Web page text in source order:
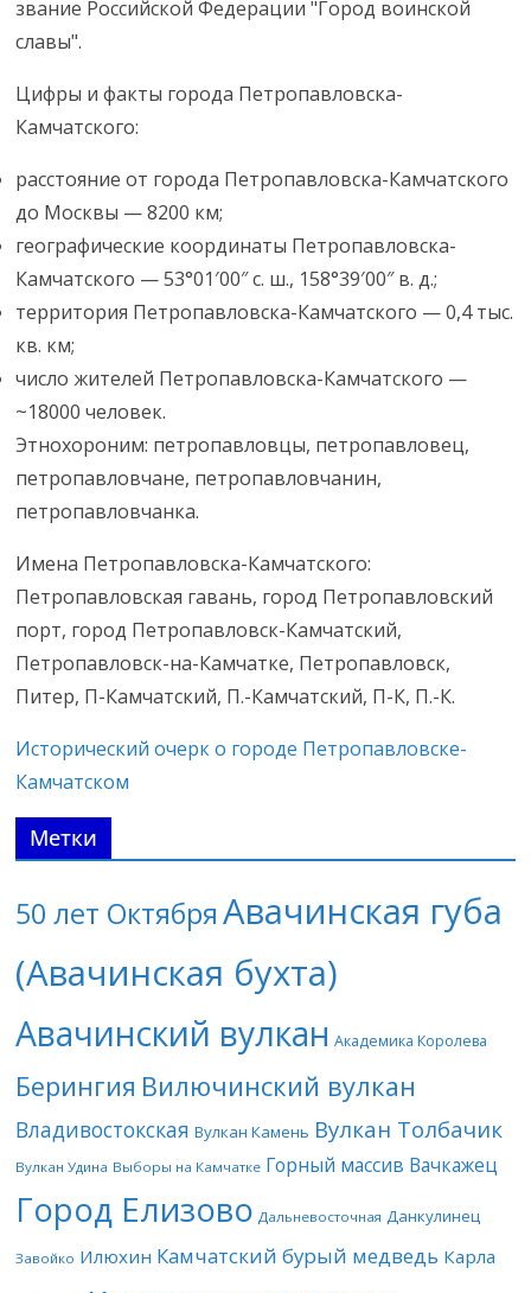
звание Российской Федерации "Город воинской
славы".
Цифры и факты города Петропавловска-
Камчатского:
расстояние от города Петропавловска-Камчатского
до Москвы — 8200 км;
географические координаты Петропавловска-
Камчатского — 53°01′00″ с. ш., 158°39′00″ в. д.;
территория Петропавловска-Камчатского — 0,4 тыс.
кв. км;
число жителей Петропавловска-Камчатского —
~18000 человек.
Этнохороним: петропавловцы, петропавловец,
петропавловчане, петропавловчанин,
петропавловчанка.
Имена Петропавловска-Камчатского:
Петропавловская гавань, город Петропавловский
порт, город Петропавловск-Камчатский,
Петропавловск-на-Камчатке, Петропавловск,
Питер, П-Камчатский, П.-Камчатский, П-К, П.-К.
Исторический очерк о городе Петропавловске-
Камчатском
Метки
50 лет Октября Авачинская губа
(Авачинская бухта)
Авачинский вулкан Академика Королева
Берингия Вилючинский вулкан
Владивостокская Вулкан Камень Вулкан Толбачик
Вулкан Удина Выборы на Камчатке Горный массив Вачкажец
Город Елизово Дальневосточная Данкулинец
Завойко Илюхин Камчатский бурый медведь Карла